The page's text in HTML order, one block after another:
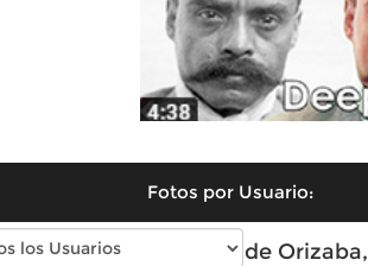
Fotos por Usuario:
Fotos modernas de Orizaba,